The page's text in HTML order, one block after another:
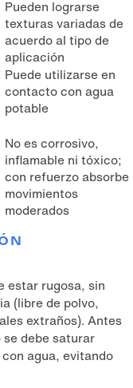
Pueden lograrse
texturas variadas de
acuerdo al tipo de
aplicación
Puede utilizarse en
contacto con agua
potable
No es corrosivo,
inflamable ni tóxico;
con refuerzo absorbe
movimientos
moderados
estar rugosa, sin
(libre de polvo,
extraños). Antes
debe saturar
agua, evitando